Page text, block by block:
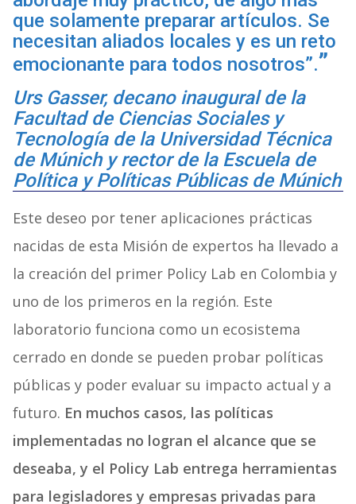
que solamente preparar artículos. Se
necesitan aliados locales y es un reto
emocionante para todos nosotros”.
Urs Gasser, decano inaugural de la
Facultad de Ciencias Sociales y
Tecnología de la Universidad Técnica
de Múnich y rector de la Escuela de
Política y Políticas Públicas de Múnich
Este deseo por tener aplicaciones prácticas
nacidas de esta Misión de expertos ha llevado a
la creación del primer Policy Lab en Colombia y
uno de los primeros en la región. Este
laboratorio funciona como un ecosistema
cerrado en donde se pueden probar políticas
públicas y poder evaluar su impacto actual y a
futuro. En muchos casos, las políticas
implementadas no logran el alcance que se
deseaba, y el Policy Lab entrega herramientas
para legisladores y empresas privadas para